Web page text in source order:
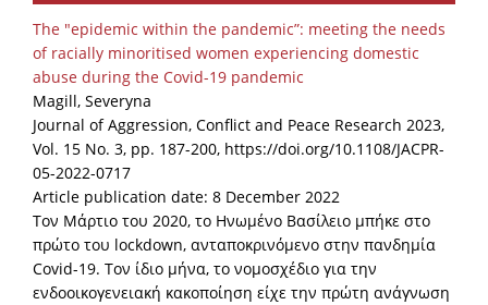
The "epidemic within the pandemic”: meeting the needs
of racially minoritised women experiencing domestic
abuse during the Covid-19 pandemic
Magill, Severyna
Journal of Aggression, Conflict and Peace Research 2023,
Vol. 15 No. 3, pp. 187-200, https://doi.org/10.1108/JACPR-
05-2022-0717
Article publication date: 8 December 2022
Τον Μάρτιο του 2020, το Ηνωμένο Βασίλειο μπήκε στο
πρώτο του lockdown, ανταποκρινόμενο στην πανδημία
Covid-19. Τον ίδιο μήνα, το νομοσχέδιο για την
ενδοοικογενειακή κακοποίηση είχε την πρώτη ανάγνωση